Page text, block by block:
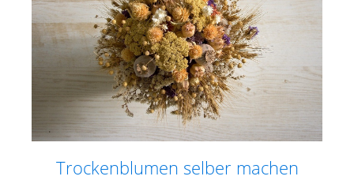
Trockenblumen selber machen